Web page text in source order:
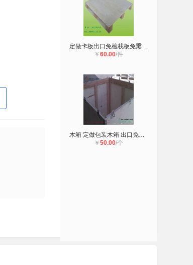
定做卡板出口免检栈板免熏蒸托盘出口
￥ 60.00/件
木箱 定做包装木箱 出口免检内加强钢
￥ 50.00/个